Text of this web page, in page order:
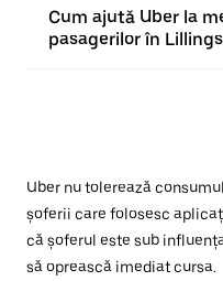
Cum ajută Uber la
pasagerilor în
Uber nu tolerează
șoferii care folosesc
că șoferul este sub
să oprească imediat cursa.